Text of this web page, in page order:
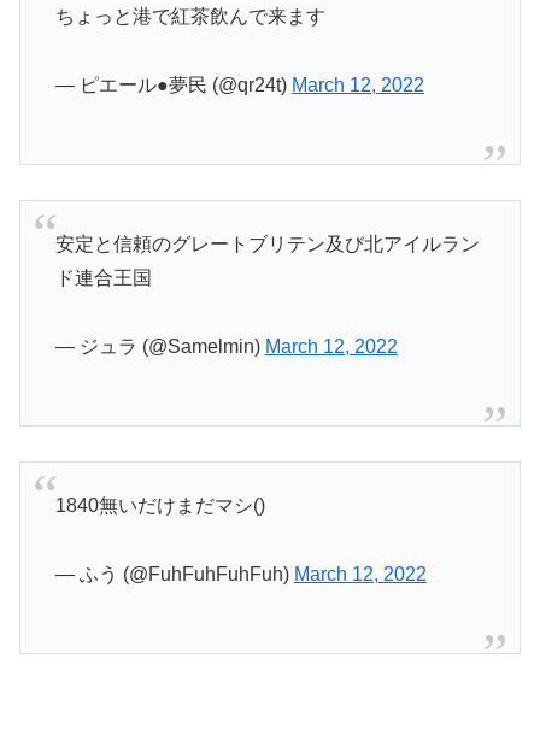
ちょっと港で紅茶飲んで来ます
— ピエール●夢民 (@qr24t) March 12, 2022
安定と信頼のグレートブリテン及び北アイルラン
ド連合王国
— ジュラ (@Samelmin) March 12, 2022
1840無いだけまだマシ()
— ふう (@FuhFuhFuhFuh) March 12, 2022